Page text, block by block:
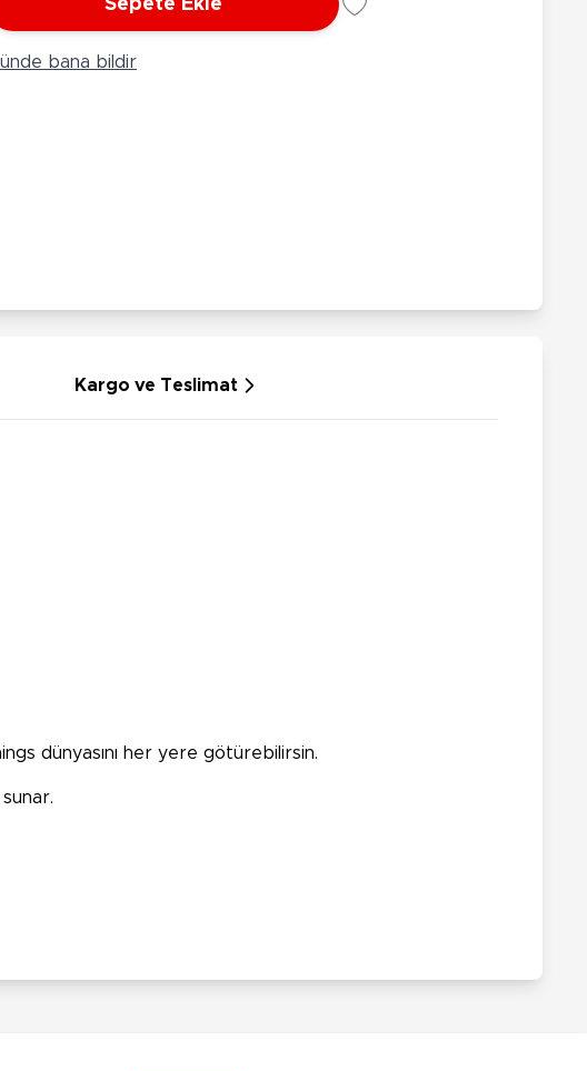
Ürünleri
Akülü Araçlar
Bin Git Araçlar
Çeşitli Peluşlar
Sepete Ekle
bana bildir
Kargo ve Teslimat
dünyasını her yere götürebilirsin.